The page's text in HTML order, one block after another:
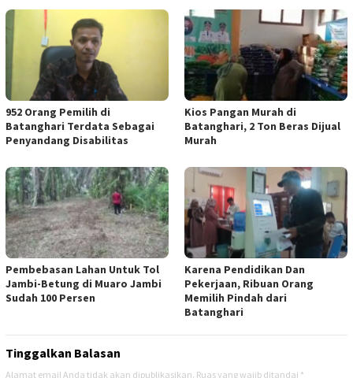
952 Orang Pemilih di
Batanghari Terdata Sebagai
Penyandang Disabilitas
Kios Pangan Murah di
Batanghari, 2 Ton Beras Dijual
Murah
Pembebasan Lahan Untuk Tol
Jambi-Betung di Muaro Jambi
Sudah 100 Persen
Karena Pendidikan Dan
Pekerjaan, Ribuan Orang
Memilih Pindah dari
Batanghari
Tinggalkan Balasan
Alamat email Anda tidak akan dipublikasikan. Ruas yang wajib ditandai *